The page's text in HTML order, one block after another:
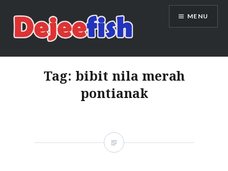
content
DEJEEFISH | PRODUSEN BENIH
IKAN BERKUALITAS INDONESIA
MENU
Tag: bibit nila merah
pontianak